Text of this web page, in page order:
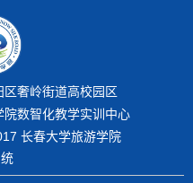
奢岭街道高校园区
数智化教学实训中心
长春大学旅游学院